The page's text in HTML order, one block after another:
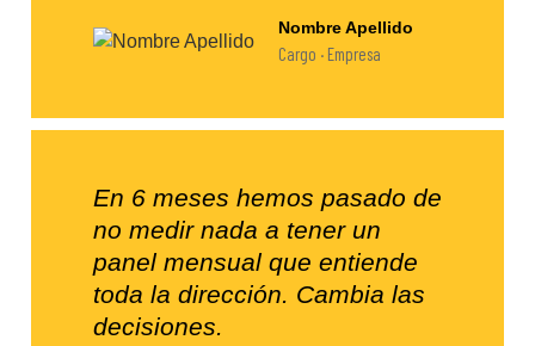
Nombre Apellido
Cargo · Empresa
En 6 meses hemos pasado de
no medir nada a tener un
panel mensual que entiende
toda la dirección. Cambia las
decisiones.